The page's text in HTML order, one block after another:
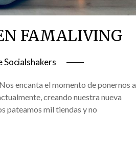
FAMALIVING
Socialshakers
encanta el momento de ponernos a
creando nuestra nueva
pateamos mil tiendas y no